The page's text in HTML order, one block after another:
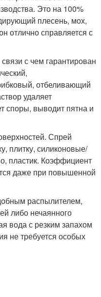
Это на 100%
плесень, мох,
отлично справляется с
с чем гарантирован
отбеливающий
удаляет
споры, выводит пятна и
Спрей
плитку, силиконовые/
пластик. Коэффициент
даже при повышенной
распылителем,
либо нечаянного
вода с резким запахом
не требуется особых